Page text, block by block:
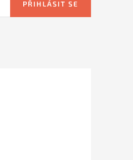
PŘIHLÁSIT SE